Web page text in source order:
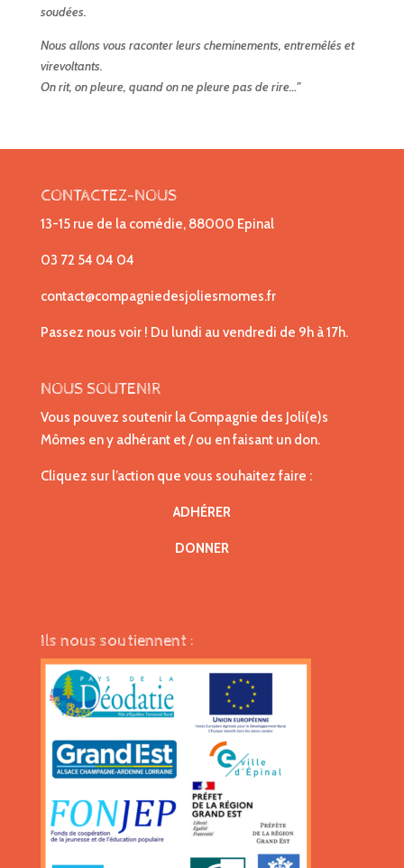
soudées.
Nous allons vous raconter leurs cheminements, entremêlés et
virevoltants.
On rit, on pleure, quand on ne pleure pas de rire…"
CONTACTEZ-NOUS
13-15 rue de la comédie, 88000 Epinal
03 72 54 04 04
contact@compagniedesjoliesmomes.fr
Passez nous voir ! Du lundi au vendredi de 9h à 17h.
NOUS SOUTENIR
Vous pouvez soutenir la Compagnie des Joli(e)s
Mômes en y adhérant et / ou en faisant un don.
Cliquez sur l’action que vous souhaitez faire :
ADHÉRER
DONNER
Ils nous soutiennent :